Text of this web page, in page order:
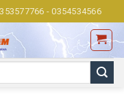
- 0354534566